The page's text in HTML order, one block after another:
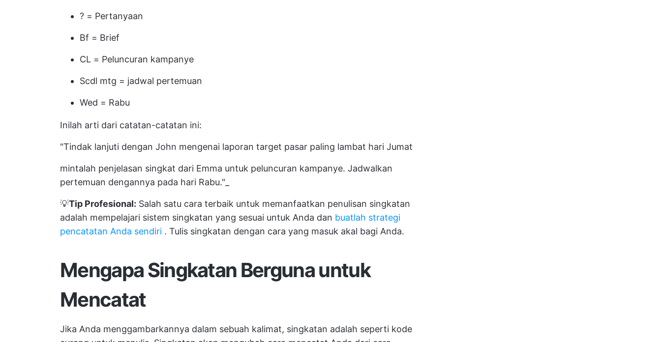
? = Pertanyaan
Bf = Brief
CL = Peluncuran kampanye
Scdl mtg = jadwal pertemuan
Wed = Rabu
Inilah arti dari catatan-catatan ini:
"Tindak lanjuti dengan John mengenai laporan target pasar paling lambat hari Jumat
mintalah penjelasan singkat dari Emma untuk peluncuran kampanye. Jadwalkan
pertemuan dengannya pada hari Rabu."_
💡Tip Profesional: Salah satu cara terbaik untuk memanfaatkan penulisan singkatan
adalah mempelajari sistem singkatan yang sesuai untuk Anda dan buatlah strategi
pencatatan Anda sendiri . Tulis singkatan dengan cara yang masuk akal bagi Anda.
Mengapa Singkatan Berguna untuk
Mencatat
Jika Anda menggambarkannya dalam sebuah kalimat, singkatan adalah seperti kode